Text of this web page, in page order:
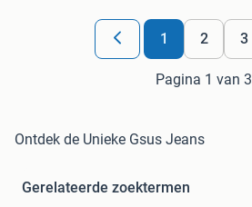
1 2 3
Pagina 1 van 3
Ontdek de Unieke Gsus Jeans
Gerelateerde zoektermen